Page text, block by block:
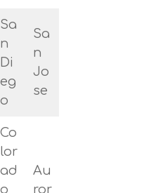
Sa
n
Di
eg
o
Sa
n
Jo
se
Co
lor
ad
o
Au
ror